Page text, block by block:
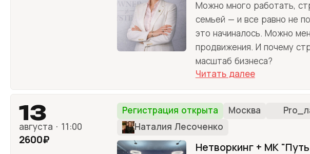
Можно много работать,
семьей — и все равно не
это начиналось. Можно
продвижения. И почему
масштаб бизнеса?
Читать далее
13
августа · 11:00
2600₽
Регистрация открыта Москва
Наталия Лесоченко
Нетворкинг + МК